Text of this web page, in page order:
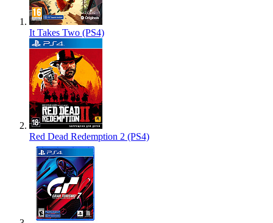
It Takes Two (PS4)
Red Dead Redemption 2 (PS4)